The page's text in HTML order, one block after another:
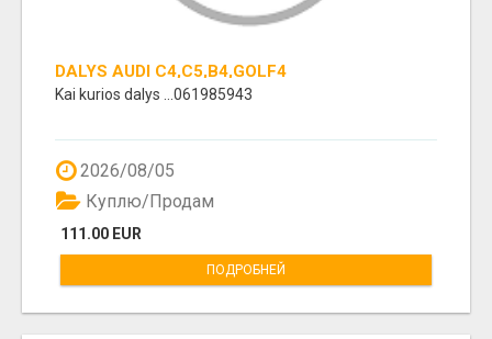
DALYS AUDI C4,C5,B4,GOLF4
Kai kurios dalys ...061985943
2026/08/05
111.00 EUR
Куплю/Продам
ПОДРОБНЕЙ